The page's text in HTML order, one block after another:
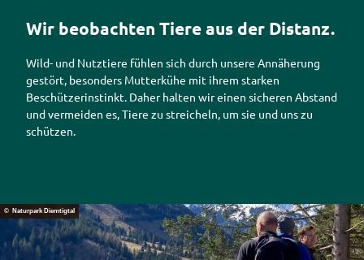
Wir beobachten Tiere aus der Distanz.
Wild- und Nutztiere fühlen sich durch unsere Annäherung
gestört, besonders Mutterkühe mit ihrem starken
Beschützerinstinkt. Daher halten wir einen sicheren Abstand
und vermeiden es, Tiere zu streicheln, um sie und uns zu
schützen.
© Naturpark Diemtigtal